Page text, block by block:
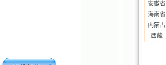
安徽省
海南省
内蒙古
西藏